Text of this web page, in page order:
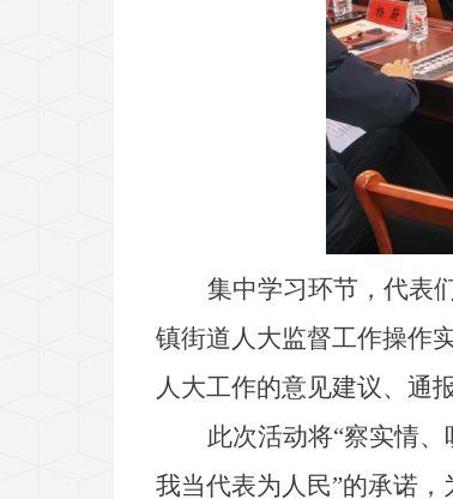
集中学习环节，代表
镇街道人大监督工作操作
人大工作的意见建议、通
此次活动将“察实情
我当代表为人民”的承诺，